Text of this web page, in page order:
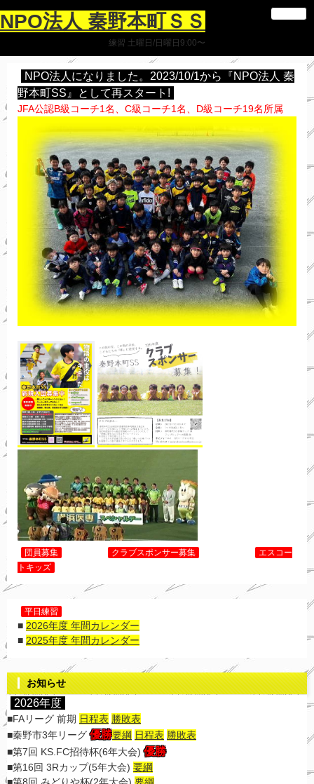
NPO法人 秦野本町ＳＳ
練習 土曜日/日曜日9:00〜
NPO法人になりました。2023/10/1から『NPO法人 秦
野本町SS』として再スタート!
JFA公認B級コーチ1名、C級コーチ1名、D級コーチ19名所属
団員募集 クラブスポンサー募集
エスコー
トキッズ
平日練習
■ 2026年度 年間カレンダー
■ 2025年度 年間カレンダー
お知らせ